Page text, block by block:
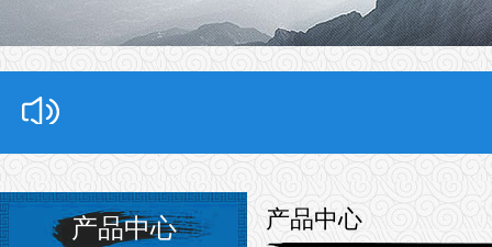
产品中心 产品中心